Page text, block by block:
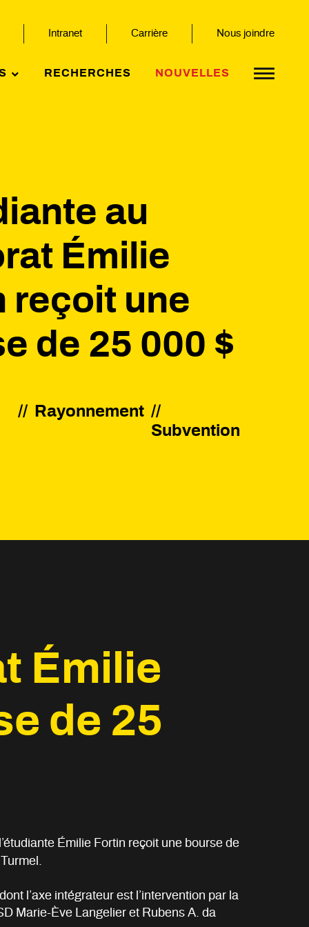
Intranet Carrière Nous joindre
RECHERCHES NOUVELLES
au
Émilie
reçoit une
de 25 000 $
//
Rayonnement
Subvention
Émilie
de 25
Émilie Fortin reçoit une bourse de
l’axe intégrateur est l’intervention par la
Marie-Ève Langelier et Rubens A. da